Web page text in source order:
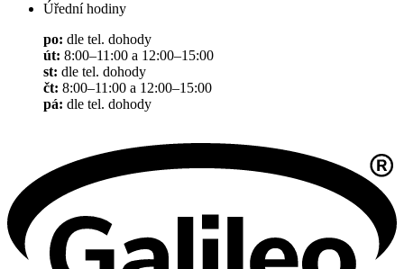
Úřední hodiny
po: dle tel. dohody
út: 8:00–11:00 a 12:00–15:00
st: dle tel. dohody
čt: 8:00–11:00 a 12:00–15:00
pá: dle tel. dohody